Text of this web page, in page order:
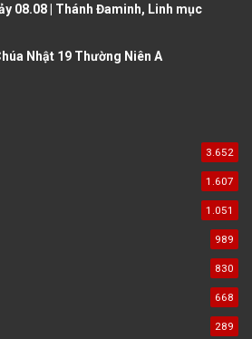
08.08 | Thánh Đaminh, Linh mục
Nhật 19 Thường Niên A
3.652
1.607
1.051
989
830
668
289